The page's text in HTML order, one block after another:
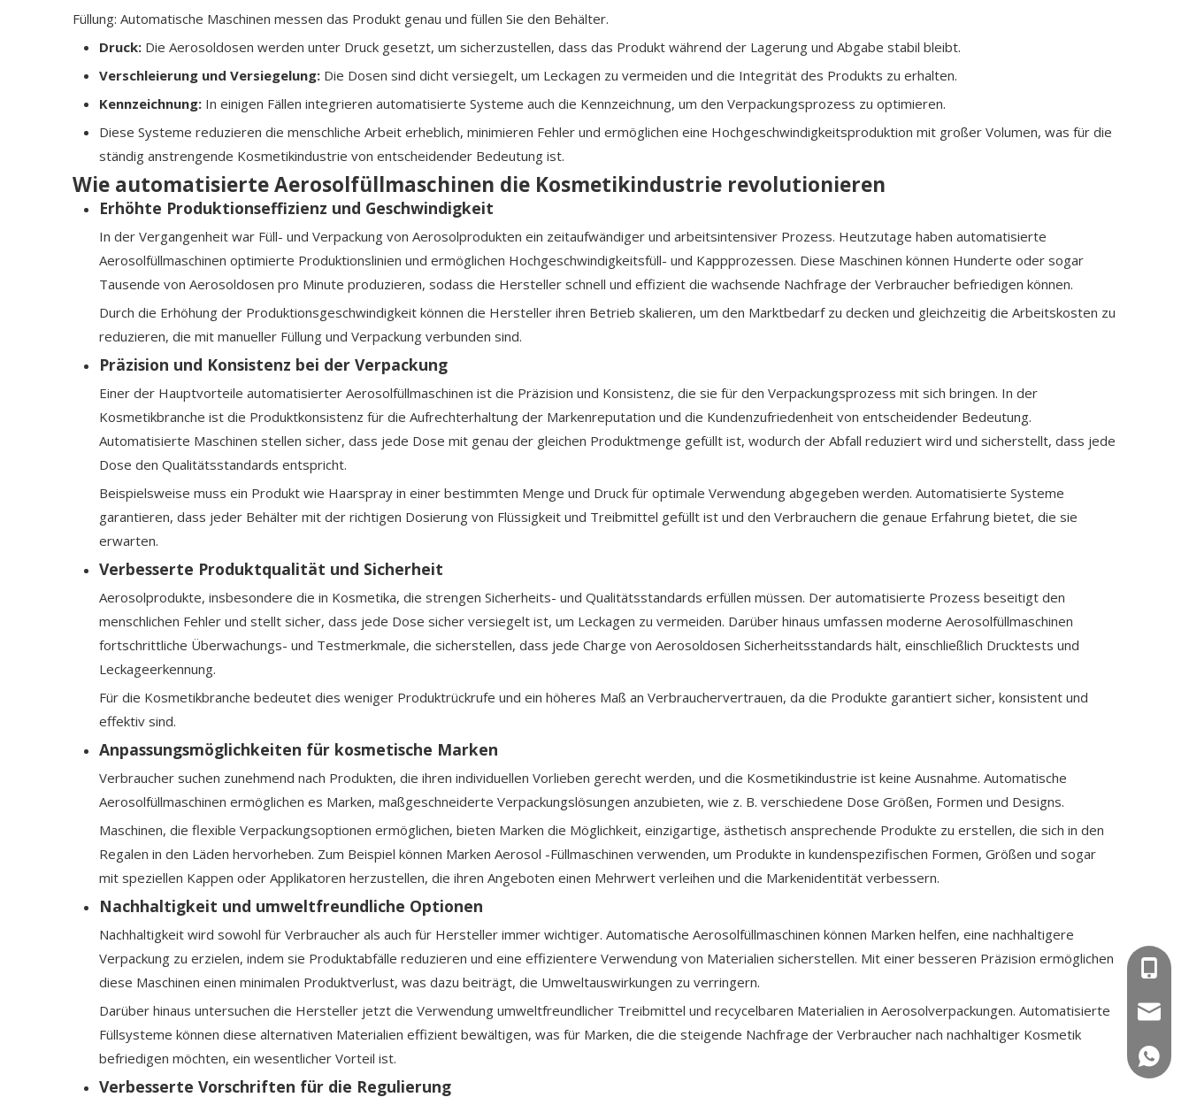
Füllung: Automatische Maschinen messen das Produkt genau und füllen Sie den Behälter.
Druck: Die Aerosoldosen werden unter Druck gesetzt, um sicherzustellen, dass das Produkt während der Lagerung und Abgabe stabil bleibt.
Verschleierung und Versiegelung: Die Dosen sind dicht versiegelt, um Leckagen zu vermeiden und die Integrität des Produkts zu erhalten.
Kennzeichnung: In einigen Fällen integrieren automatisierte Systeme auch die Kennzeichnung, um den Verpackungsprozess zu optimieren.
Diese Systeme reduzieren die menschliche Arbeit erheblich, minimieren Fehler und ermöglichen eine Hochgeschwindigkeitsproduktion mit großer Volumen, was für die
ständig anstrengende Kosmetikindustrie von entscheidender Bedeutung ist.
Wie automatisierte Aerosolfüllmaschinen die Kosmetikindustrie revolutionieren
Erhöhte Produktionseffizienz und Geschwindigkeit
In der Vergangenheit war Füll- und Verpackung von Aerosolprodukten ein zeitaufwändiger und arbeitsintensiver Prozess. Heutzutage haben automatisierte
Aerosolfüllmaschinen optimierte Produktionslinien und ermöglichen Hochgeschwindigkeitsfüll- und Kappprozessen. Diese Maschinen können Hunderte oder sogar
Tausende von Aerosoldosen pro Minute produzieren, sodass die Hersteller schnell und effizient die wachsende Nachfrage der Verbraucher befriedigen können.
Durch die Erhöhung der Produktionsgeschwindigkeit können die Hersteller ihren Betrieb skalieren, um den Marktbedarf zu decken und gleichzeitig die Arbeitskosten zu
reduzieren, die mit manueller Füllung und Verpackung verbunden sind.
Präzision und Konsistenz bei der Verpackung
Einer der Hauptvorteile automatisierter Aerosolfüllmaschinen ist die Präzision und Konsistenz, die sie für den Verpackungsprozess mit sich bringen. In der
Kosmetikbranche ist die Produktkonsistenz für die Aufrechterhaltung der Markenreputation und die Kundenzufriedenheit von entscheidender Bedeutung.
Automatisierte Maschinen stellen sicher, dass jede Dose mit genau der gleichen Produktmenge gefüllt ist, wodurch der Abfall reduziert wird und sicherstellt, dass jede
Dose den Qualitätsstandards entspricht.
Beispielsweise muss ein Produkt wie Haarspray in einer bestimmten Menge und Druck für optimale Verwendung abgegeben werden. Automatisierte Systeme
garantieren, dass jeder Behälter mit der richtigen Dosierung von Flüssigkeit und Treibmittel gefüllt ist und den Verbrauchern die genaue Erfahrung bietet, die sie
erwarten.
Verbesserte Produktqualität und Sicherheit
Aerosolprodukte, insbesondere die in Kosmetika, die strengen Sicherheits- und Qualitätsstandards erfüllen müssen. Der automatisierte Prozess beseitigt den
menschlichen Fehler und stellt sicher, dass jede Dose sicher versiegelt ist, um Leckagen zu vermeiden. Darüber hinaus umfassen moderne Aerosolfüllmaschinen
fortschrittliche Überwachungs- und Testmerkmale, die sicherstellen, dass jede Charge von Aerosoldosen Sicherheitsstandards hält, einschließlich Drucktests und
Leckageerkennung.
Für die Kosmetikbranche bedeutet dies weniger Produktrückrufe und ein höheres Maß an Verbrauchervertrauen, da die Produkte garantiert sicher, konsistent und
effektiv sind.
Anpassungsmöglichkeiten für kosmetische Marken
Verbraucher suchen zunehmend nach Produkten, die ihren individuellen Vorlieben gerecht werden, und die Kosmetikindustrie ist keine Ausnahme. Automatische
Aerosolfüllmaschinen ermöglichen es Marken, maßgeschneiderte Verpackungslösungen anzubieten, wie z. B. verschiedene Dose Größen, Formen und Designs.
Maschinen, die flexible Verpackungsoptionen ermöglichen, bieten Marken die Möglichkeit, einzigartige, ästhetisch ansprechende Produkte zu erstellen, die sich in den
Regalen in den Läden hervorheben. Zum Beispiel können Marken Aerosol -Füllmaschinen verwenden, um Produkte in kundenspezifischen Formen, Größen und sogar
mit speziellen Kappen oder Applikatoren herzustellen, die ihren Angeboten einen Mehrwert verleihen und die Markenidentität verbessern.
Nachhaltigkeit und umweltfreundliche Optionen
Nachhaltigkeit wird sowohl für Verbraucher als auch für Hersteller immer wichtiger. Automatische Aerosolfüllmaschinen können Marken helfen, eine nachhaltigere
Verpackung zu erzielen, indem sie Produktabfälle reduzieren und eine effizientere Verwendung von Materialien sicherstellen. Mit einer besseren Präzision ermöglichen
diese Maschinen einen minimalen Produktverlust, was dazu beiträgt, die Umweltauswirkungen zu verringern.
Darüber hinaus untersuchen die Hersteller jetzt die Verwendung umweltfreundlicher Treibmittel und recycelbaren Materialien in Aerosolverpackungen. Automatisierte
Füllsysteme können diese alternativen Materialien effizient bewältigen, was für Marken, die die steigende Nachfrage der Verbraucher nach nachhaltiger Kosmetik
befriedigen möchten, ein wesentlicher Vorteil ist.
Verbesserte Vorschriften für die Regulierung
+86-
+86